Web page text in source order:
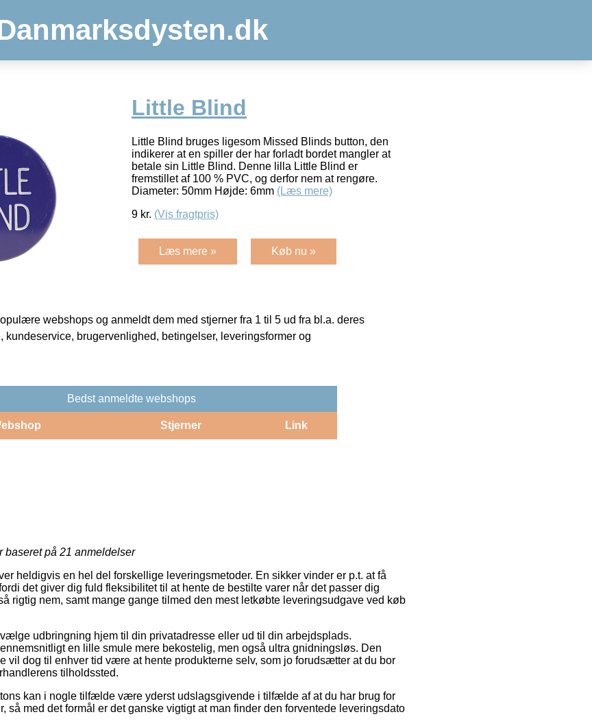
Little Blind
Little Blind bruges ligesom Missed Blinds button, den
indikerer at en spiller der har forladt bordet mangler at
betale sin Little Blind. Denne lilla Little Blind er
fremstillet af 100 % PVC, og derfor nem at rengøre.
Diameter: 50mm Højde: 6mm (Læs mere)
9 kr. (Vis fragtpris)
Læs mere » Køb nu »
webshops og anmeldt dem med stjerner fra 1 til 5 ud fra bl.a. deres
kundeservice, brugervenlighed, betingelser, leveringsformer og
Bedst anmeldte webshops
Stjerner Link
baseret på 21 anmeldelser
heldigvis en hel del forskellige leveringsmetoder. En sikker vinder er p.t. at få
det giver dig fuld fleksibilitet til at hente de bestilte varer når det passer dig
rigtig nem, samt mange gange tilmed den mest letkøbte leveringsudgave ved køb
udbringning hjem til din privatadresse eller ud til din arbejdsplads.
en lille smule mere bekostelig, men også ultra gnidningsløs. Den
vil dog til enhver tid være at hente produkterne selv, som jo forudsætter at du bor
tilholdssted.
kan i nogle tilfælde være yderst udslagsgivende i tilfælde af at du har brug for
så med det formål er det ganske vigtigt at man finder den forventede leveringsdato